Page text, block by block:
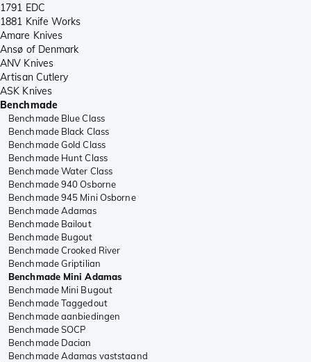
1791 EDC
1881 Knife Works
Amare Knives
Ansø of Denmark
ANV Knives
Artisan Cutlery
ASK Knives
Benchmade
Benchmade Blue Class
Benchmade Black Class
Benchmade Gold Class
Benchmade Hunt Class
Benchmade Water Class
Benchmade 940 Osborne
Benchmade 945 Mini Osborne
Benchmade Adamas
Benchmade Bailout
Benchmade Bugout
Benchmade Crooked River
Benchmade Griptilian
Benchmade Mini Adamas
Benchmade Mini Bugout
Benchmade Taggedout
Benchmade aanbiedingen
Benchmade SOCP
Benchmade Dacian
Benchmade Adamas vaststaand